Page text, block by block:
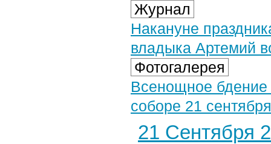
Журнал
Накануне
владыка Артемий
Фотогалерея
Всенощное
соборе 21
21 Сентября